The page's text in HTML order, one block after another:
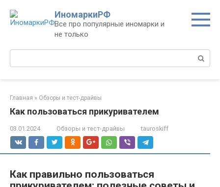
контенту
ИномаркиРФ
Все про популярные иномарки и
не только
Поиск:
Главная » Обзоры и тест-драйвы
Как пользоваться прикуривателем
03.01.2024 Обзоры и тест-драйвы tauroskiff
Как правильно пользоваться